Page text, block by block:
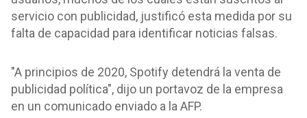
servicio con publicidad, justificó esta medida por su
falta de capacidad para identificar noticias falsas.
"A principios de 2020, Spotify detendrá la venta de
publicidad política", dijo un portavoz de la empresa
en un comunicado enviado a la AFP.